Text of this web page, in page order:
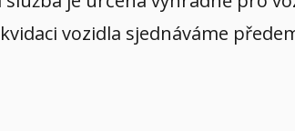
vozidla sjednáváme